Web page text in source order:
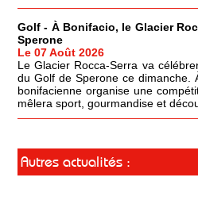
Golf - À Bonifacio, le Glacier
Sperone
Le 07 Août 2026
Le Glacier Rocca-Serra va
du Golf de Sperone ce dimanche.
bonifacienne organise une
mêlera sport, gourmandise et
Autres actualités :